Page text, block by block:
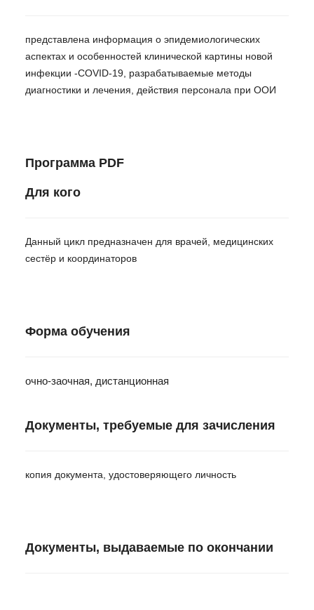
представлена информация о эпидемиологических
аспектах и особенностей клинической картины новой
инфекции -COVID-19, разрабатываемые методы
диагностики и лечения, действия персонала при ООИ
Программа PDF
Для кого
Данный цикл предназначен для врачей, медицинских
сестёр и координаторов
Форма обучения
очно-заочная, дистанционная
Документы, требуемые для зачисления
копия документа, удостоверяющего личность
Документы, выдаваемые по окончании